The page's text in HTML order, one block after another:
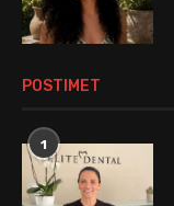
POSTIMET
1